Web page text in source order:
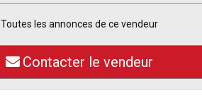
Toutes les annonces de ce vendeur
Contacter le vendeur